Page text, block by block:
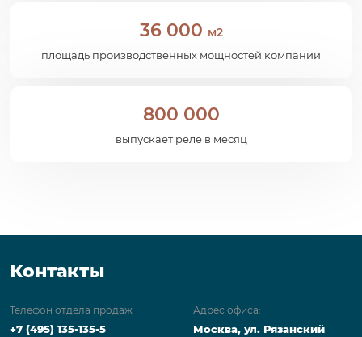
36 000 м2
площадь производственных мощностей компании
800 000
выпускает реле в месяц
Контакты
Телефон отдела продаж
+7 (495) 135-135-5
Адрес офиса:
Москва, ул. Рязанский